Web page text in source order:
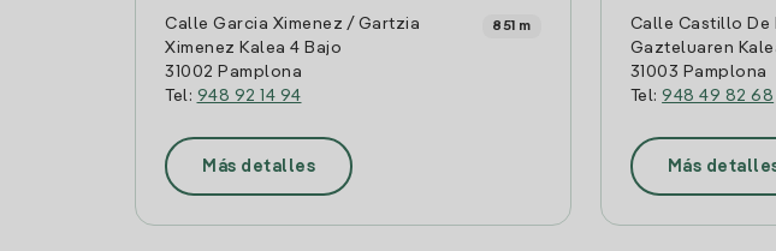
Calle Garcia Ximenez / Gartzia
Ximenez Kalea 4 Bajo
31002 Pamplona
Tel: 948 92 14 94
851 m
Más detalles
Calle Castillo De
Gazteluaren
31003 Pamplona
Tel:948 49 82 68
Más